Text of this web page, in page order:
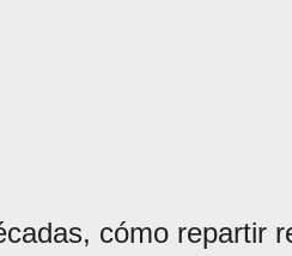
cómo repartir